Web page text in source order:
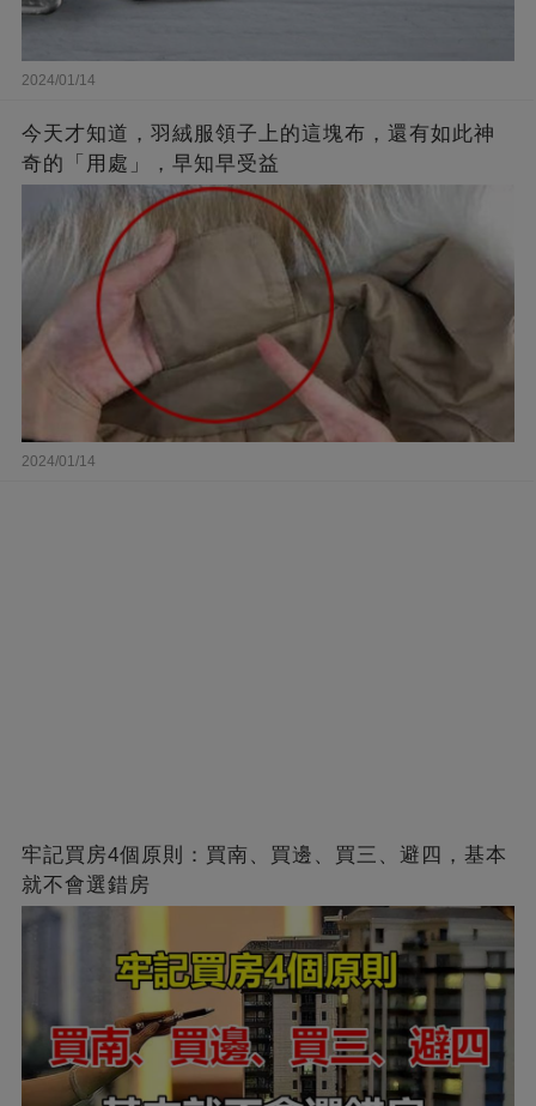
2024/01/14
今天才知道，羽絨服領子上的這塊布，還有如此神
奇的「用處」，早知早受益
2024/01/14
牢記買房4個原則：買南、買邊、買三、避四，基本
就不會選錯房